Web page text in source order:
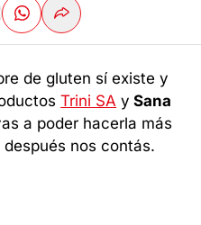
de gluten sí existe y
Trini SA y Sana
a poder hacerla más
nos contás.